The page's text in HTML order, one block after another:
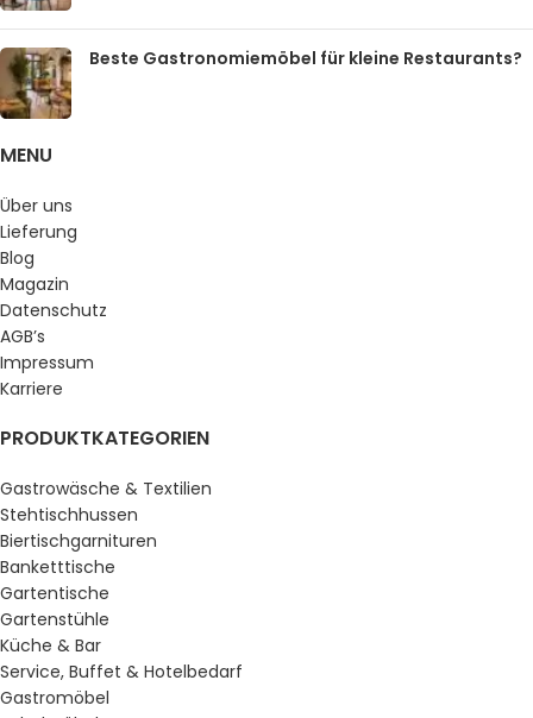
Beste Gastronomiemöbel für kleine Restaurants?
MENU
Über uns
Lieferung
Blog
Magazin
Datenschutz
AGB’s
Impressum
Karriere
PRODUKTKATEGORIEN
Gastrowäsche & Textilien
Stehtischhussen
Biertischgarnituren
Banketttische
Gartentische
Gartenstühle
Küche & Bar
Service, Buffet & Hotelbedarf
Gastromöbel